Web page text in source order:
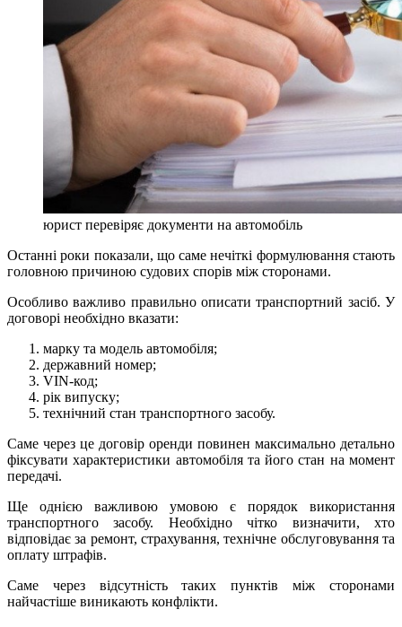
юрист перевіряє документи на автомобіль
Останні роки показали, що саме нечіткі формулювання стають
головною причиною судових спорів між сторонами.
Особливо важливо правильно описати транспортний засіб. У
договорі необхідно вказати:
марку та модель автомобіля;
державний номер;
VIN-код;
рік випуску;
технічний стан транспортного засобу.
Саме через це договір оренди повинен максимально детально
фіксувати характеристики автомобіля та його стан на момент
передачі.
Ще однією важливою умовою є порядок використання
транспортного засобу. Необхідно чітко визначити, хто
відповідає за ремонт, страхування, технічне обслуговування та
оплату штрафів.
Саме через відсутність таких пунктів між сторонами
найчастіше виникають конфлікти.